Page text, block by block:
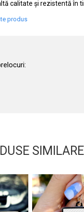
calitate și rezistentă în
produs
SIMILARE